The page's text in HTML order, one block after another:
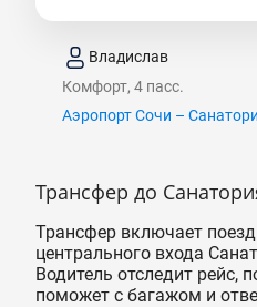
Владислав
Комфорт, 4 пасс.
Аэропорт Сочи –
Трансфер до
Трансфер включает
центрального входа
Водитель отследит рейс,
поможет с багажом и